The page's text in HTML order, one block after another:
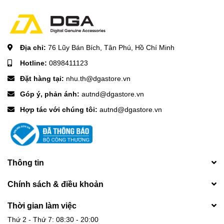
\n\n \n\n
Địa chỉ: 76 Lũy Bán Bích, Tân Phú, Hồ Chí Minh
Hotline: 0898411123
Đặt hàng tại: nhu.th@dgastore.vn
Góp ý, phản ánh: autnd@dgastore.vn
Hợp tác với chúng tôi: autnd@dgastore.vn
Thông tin
Chính sách & điều khoản
Thời gian làm việc
Thứ 2 - Thứ 7: 08:30 - 20:00